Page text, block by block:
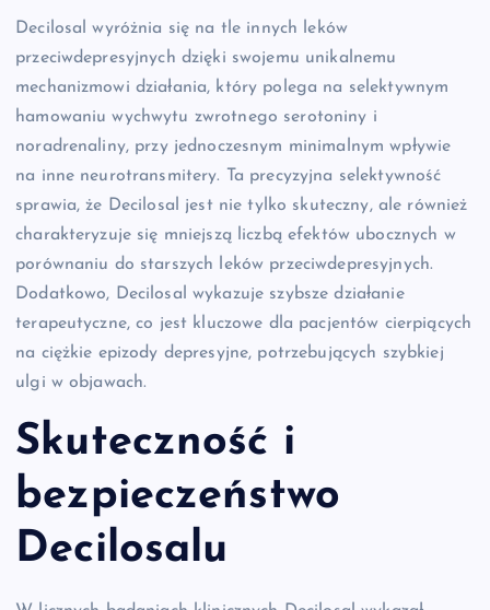
Decilosal wyróżnia się na tle innych leków
przeciwdepresyjnych dzięki swojemu unikalnemu
mechanizmowi działania, który polega na selektywnym
hamowaniu wychwytu zwrotnego serotoniny i
noradrenaliny, przy jednoczesnym minimalnym wpływie
na inne neurotransmitery. Ta precyzyjna selektywność
sprawia, że Decilosal jest nie tylko skuteczny, ale również
charakteryzuje się mniejszą liczbą efektów ubocznych w
porównaniu do starszych leków przeciwdepresyjnych.
Dodatkowo, Decilosal wykazuje szybsze działanie
terapeutyczne, co jest kluczowe dla pacjentów cierpiących
na ciężkie epizody depresyjne, potrzebujących szybkiej
ulgi w objawach.
Skuteczność i
bezpieczeństwo
Decilosalu